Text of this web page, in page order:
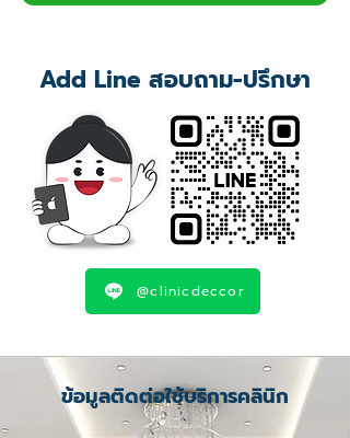
Add Line สอบถาม-ปรึกษา
@clinicdeccor
ข้อมูลติดต่อใช้บริการคลินิก